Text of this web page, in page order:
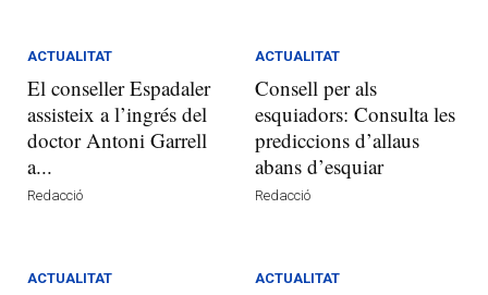
ACTUALITAT
El conseller Espadaler
assisteix a l’ingrés del
doctor Antoni Garrell
a...
Redacció
ACTUALITAT
Consell per als
esquiadors: Consulta les
prediccions d’allaus
abans d’esquiar
Redacció
ACTUALITAT ACTUALITAT